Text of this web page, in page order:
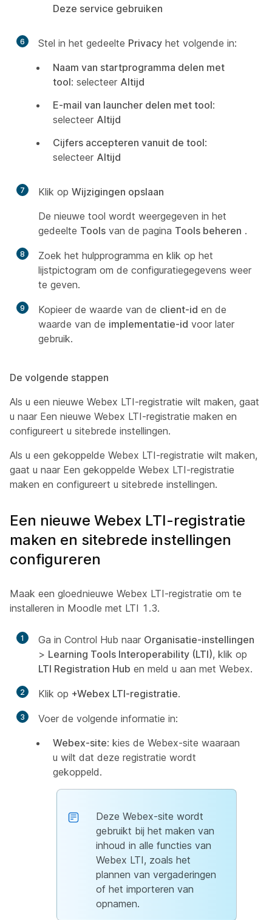
Deze service gebruiken
6 Stel in het gedeelte Privacy het volgende in:
Naam van startprogramma delen met
tool: selecteer Altijd
E-mail van launcher delen met tool:
selecteer Altijd
Cijfers accepteren vanuit de tool:
selecteer Altijd
7 Klik op Wijzigingen opslaan
De nieuwe tool wordt weergegeven in het
gedeelte Tools van de pagina Tools beheren .
8
Zoek het hulpprogramma en klik op het
lijstpictogram om de configuratiegegevens weer
te geven.
9 Kopieer de waarde van de client-id en de
waarde van de implementatie-id voor later
gebruik.
De volgende stappen
Als u een nieuwe Webex LTI-registratie wilt maken, gaat
u naar Een nieuwe Webex LTI-registratie maken en
configureert u sitebrede instellingen.
Als u een gekoppelde Webex LTI-registratie wilt maken,
gaat u naar Een gekoppelde Webex LTI-registratie
maken en configureert u sitebrede instellingen.
Een nieuwe Webex LTI-registratie
maken en sitebrede instellingen
configureren
Maak een gloednieuwe Webex LTI-registratie om te
installeren in Moodle met LTI 1.3.
1 Ga in Control Hub naar Organisatie-instellingen
> Learning Tools Interoperability (LTI), klik op
LTI Registration Hub en meld u aan met Webex.
2 Klik op +Webex LTI-registratie.
3
Voer de volgende informatie in:
Webex-site: kies de Webex-site waaraan
u wilt dat deze registratie wordt
gekoppeld.
Deze Webex-site wordt
gebruikt bij het maken van
inhoud in alle functies van
Webex LTI, zoals het
plannen van vergaderingen
of het importeren van
opnamen.